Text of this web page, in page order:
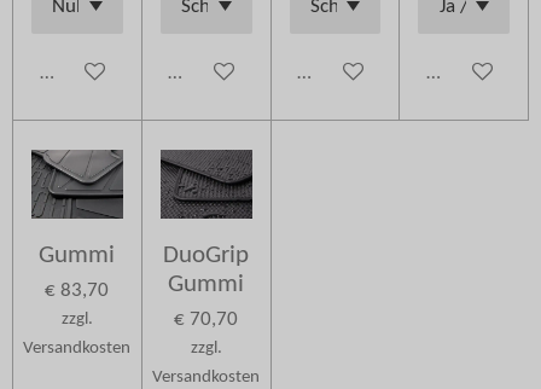
Details anzeigenDetails anzeigenDetails anzeigenDetails
Gummi
€ 83,70
zzgl.
Versandkosten
DuoGrip
Gummi
€ 70,70
zzgl.
Versandkosten